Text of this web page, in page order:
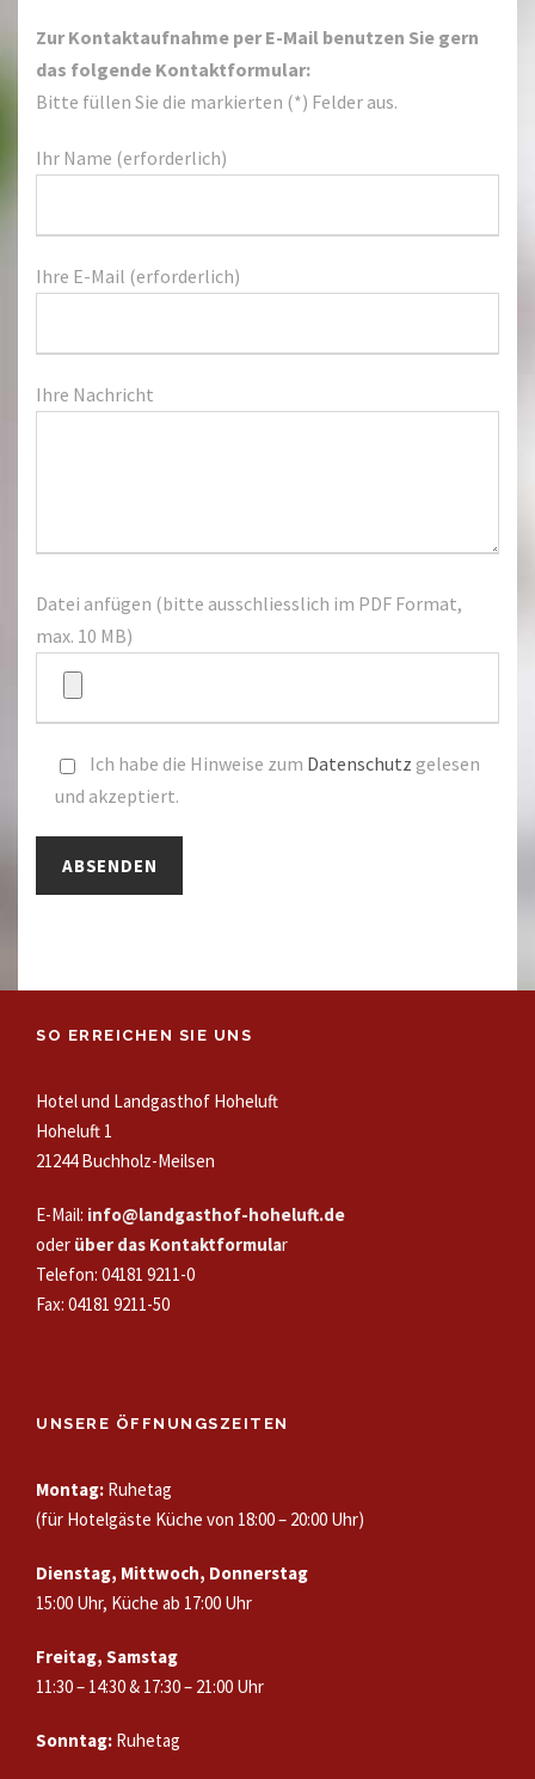
Zur Kontaktaufnahme per E-Mail benutzen Sie gern
das folgende Kontaktformular:
Bitte füllen Sie die markierten (*) Felder aus.
Ihr Name (erforderlich)
Ihre E-Mail (erforderlich)
Ihre Nachricht
Datei anfügen (bitte ausschliesslich im PDF Format,
max. 10 MB)
Ich habe die Hinweise zum Datenschutz gelesen
und akzeptiert.
e
n
a
t
v
e
SO ERREICHEN SIE UNS
Hotel und Landgasthof Hoheluft
Hoheluft 1
21244 Buchholz-Meilsen
E-Mail: info@landgasthof-hoheluft.de
oder über das Kontaktformular
Telefon: 04181 9211-0
Fax: 04181 9211-50
UNSERE ÖFFNUNGSZEITEN
Montag: Ruhetag
(für Hotelgäste Küche von 18:00 – 20:00 Uhr)
Dienstag, Mittwoch, Donnerstag
15:00 Uhr, Küche ab 17:00 Uhr
Freitag, Samstag
11:30 – 14:30 & 17:30 – 21:00 Uhr
Sonntag: Ruhetag